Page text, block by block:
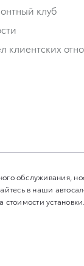
клуб
клиентских
обслуживания,
в наши
установки.